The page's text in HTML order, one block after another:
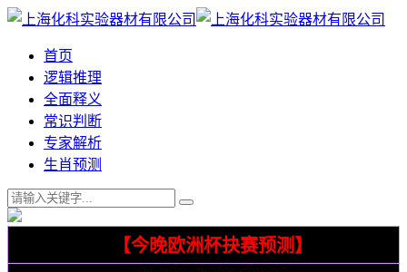
首页
逻辑推理
全面释义
常识判断
专家解析
生肖预测
【今晚欧洲杯抉赛预测】